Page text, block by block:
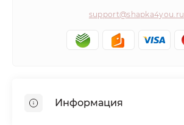
support@shapka4you.ru
Информация